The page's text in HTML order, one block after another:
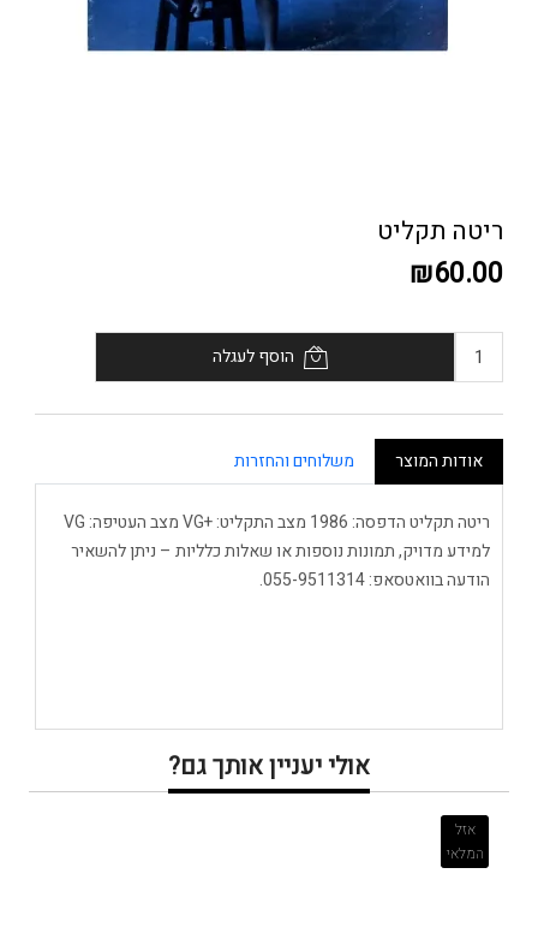
ריטה תקליט
₪60.00
הוסף לעגלה
אודות המוצר משלוחים והחזרות
ריטה תקליט הדפסה: 1986 מצב התקליט: +VG מצב העטיפה: VG
למידע מדויק, תמונות נוספות או שאלות כלליות – ניתן להשאיר
הודעה בוואטסאפ: 055-9511314.
אולי יעניין אותך גם?
אזל
המלאי